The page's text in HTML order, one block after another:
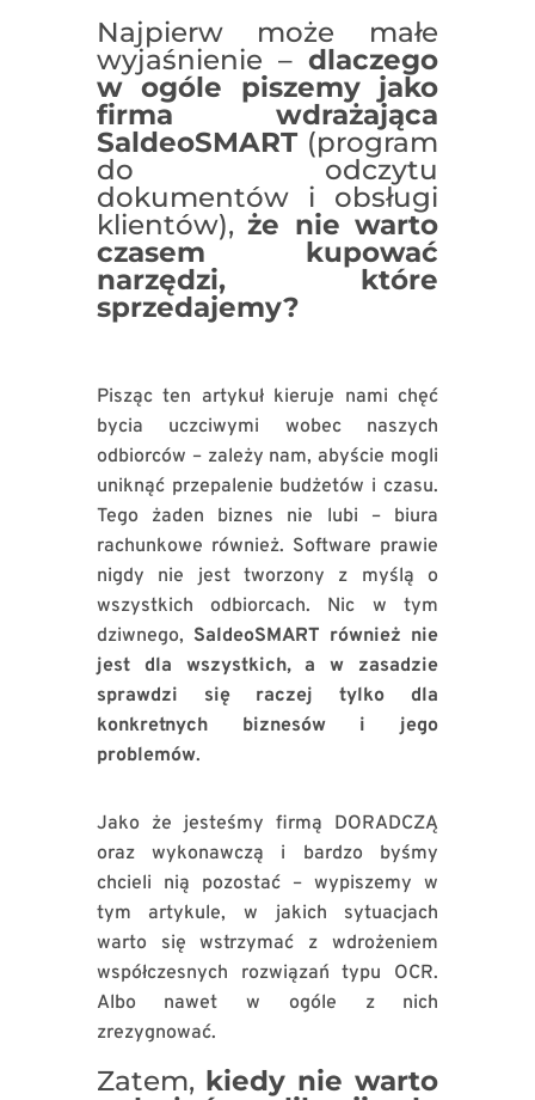
Najpierw może małe
wyjaśnienie –dlaczego
w ogóle piszemy jako
firma wdrażająca
SaldeoSMART(program
do odczytu
dokumentów i obsługi
klientów),że nie warto
czasem kupować
narzędzi, które
sprzedajemy?
Pisząc ten artykuł kieruje nami chęć
bycia uczciwymi wobec naszych
odbiorców – zależy nam, abyście mogli
uniknąć przepalenie budżetów i czasu.
Tego żaden biznes nie lubi – biura
rachunkowe również. Software prawie
nigdy nie jest tworzony z myślą o
wszystkich odbiorcach. Nic w tym
dziwnego, SaldeoSMART również nie
jest dla wszystkich, a w zasadzie
sprawdzi się raczej tylko dla
konkretnych biznesów i jego
problemów.
Jako że jesteśmy firmą DORADCZĄ
oraz wykonawczą i bardzo byśmy
chcieli nią pozostać – wypiszemy w
tym artykule, w jakich sytuacjach
warto się wstrzymać z wdrożeniem
współczesnych rozwiązań typu OCR.
Albo nawet w ogóle z nich
zrezygnować.
Zatem, kiedy nie warto